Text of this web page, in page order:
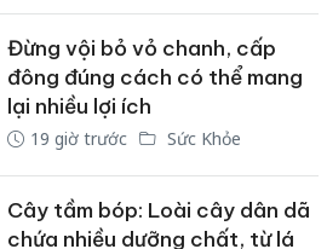
Đừng vội bỏ vỏ chanh, cấp
đông đúng cách có thể mang
lại nhiều lợi ích
19 giờ trước Sức Khỏe
Cây tầm bóp: Loài cây dân dã
chứa nhiều dưỡng chất, từ lá